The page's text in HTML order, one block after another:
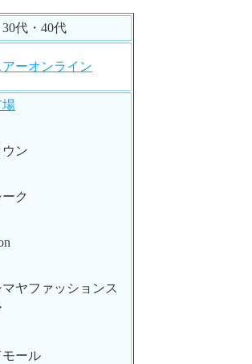
代・40代
アーオンライン
場
ン
ク
マヤファッションス
ール